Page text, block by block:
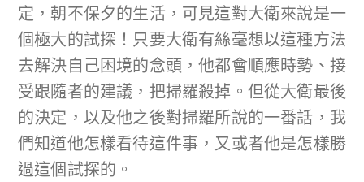
定，朝不保夕的生活，可見這對大衛來說是一
個極大的試探！只要大衛有絲毫想以這種方法
去解決自己困境的念頭，他都會順應時勢、接
受跟隨者的建議，把掃羅殺掉。但從大衛最後
的決定，以及他之後對掃羅所說的一番話，我
們知道他怎樣看待這件事，又或者他是怎樣勝
過這個試探的。